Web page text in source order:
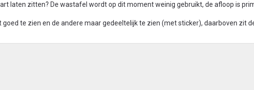
laten zitten? De wastafel wordt op dit moment weinig gebruikt, de afloop is
goed te zien en de andere maar gedeeltelijk te zien (met sticker), daarboven zit